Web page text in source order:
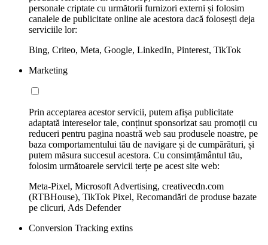
personale criptate cu următorii furnizori externi și folosim
canalele de publicitate online ale acestora dacă folosești deja
serviciile lor:
Bing, Criteo, Meta, Google, LinkedIn, Pinterest, TikTok
Marketing
Prin acceptarea acestor servicii, putem afișa publicitate
adaptată intereselor tale, conținut sponsorizat sau promoții cu
reduceri pentru pagina noastră web sau produsele noastre, pe
baza comportamentului tău de navigare și de cumpărături, și
putem măsura succesul acestora. Cu consimțământul tău,
folosim următoarele servicii terțe pe acest site web:
Meta-Pixel, Microsoft Advertising, creativecdn.com
(RTBHouse), TikTok Pixel, Recomandări de produse bazate
pe clicuri, Ads Defender
Conversion Tracking extins